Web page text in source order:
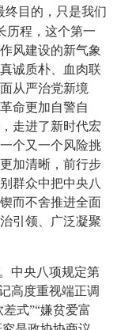
终目的，只是我们
历程，这个第一
风建设的新气象
诚质朴、血肉联
从严治党新境
命更加自警自
走进了新时代宏
个又一个风险挑
加清晰，前行步
群众中把中央八
而不舍推进全面
引领、广泛凝聚
中央八项规定第
高度重视端正调
式”“嫌贫爱富